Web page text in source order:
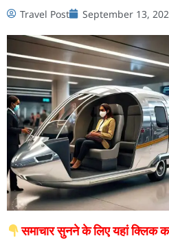
Travel Post September 13,
समाचार सुनने के लिए यहां क्लिक